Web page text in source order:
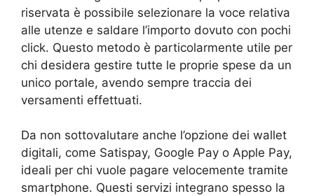
riservata è possibile selezionare la voce relativa
alle utenze e saldare l’importo dovuto con pochi
click. Questo metodo è particolarmente utile per
chi desidera gestire tutte le proprie spese da un
unico portale, avendo sempre traccia dei
versamenti effettuati.
Da non sottovalutare anche l’opzione dei wallet
digitali, come Satispay, Google Pay o Apple Pay,
ideali per chi vuole pagare velocemente tramite
smartphone. Questi servizi integrano spesso la